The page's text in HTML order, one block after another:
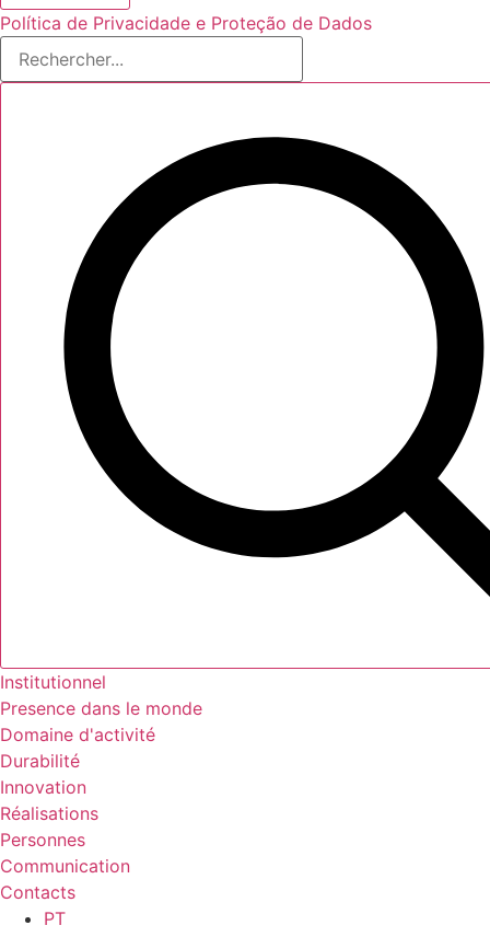
Política de Privacidade e Proteção de Dados
Institutionnel
Presence dans le monde
Domaine d'activité
Durabilité
Innovation
Réalisations
Personnes
Communication
Contacts
PT